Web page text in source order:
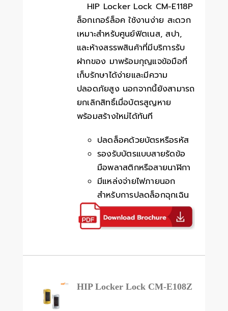
HIP Locker Lock CM-E118P
ล็อกเกอร์ล็อค ใช้งานง่าย สะดวก
เหมาะสำหรับศูนย์ฟิตเนส, สปา,
และห้างสรรพสินค้าที่มีบริการรับ
ฝากของ มาพร้อมกุญแจข้อมือที่
เก็บรักษาได้ง่ายและมีความ
ปลอดภัยสูง นอกจากนี้ยังสามารถ
ยกเลิกสิทธิ์เมื่อบัตรสูญหาย
พร้อมสร้างใหม่ได้ทันที
ปลดล็อคด้วยบัตรหรือรหัส
รองรับบัตรแบบสายรัดข้อ
มือพลาสติกหรือสายนาฬิกา
มีแหล่งจ่ายไฟภายนอก
สำหรับการปลดล็อกฉุกเฉิน
HIP Locker Lock CM-E108Z